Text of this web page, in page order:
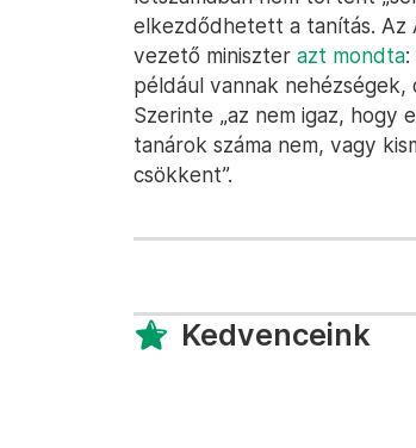
elkezdődhetett a tanítás. Az
vezető miniszter azt mondta
például vannak nehézségek,
Szerinte „az nem igaz, hogy
tanárok száma nem, vagy
csökkent”.
Kedvenceink